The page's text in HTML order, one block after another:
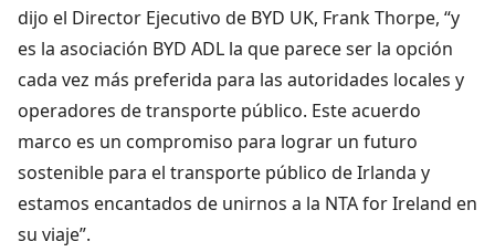
dijo el Director Ejecutivo de BYD UK, Frank Thorpe, “y
es la asociación BYD ADL la que parece ser la opción
cada vez más preferida para las autoridades locales y
operadores de transporte público. Este acuerdo
marco es un compromiso para lograr un futuro
sostenible para el transporte público de Irlanda y
estamos encantados de unirnos a la NTA for Ireland en
su viaje”.